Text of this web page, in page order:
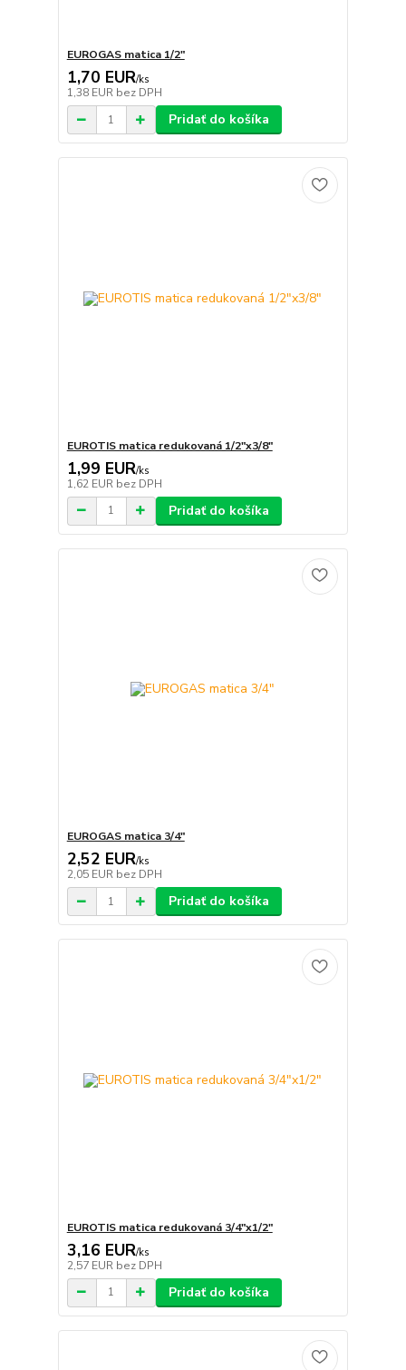
EUROGAS matica 1/2"
1,70 EUR/ks
1,38 EUR bez DPH
Pridať do košíka
EUROTIS matica redukovaná 1/2"x3/8"
1,99 EUR/ks
1,62 EUR bez DPH
Pridať do košíka
EUROGAS matica 3/4"
2,52 EUR/ks
2,05 EUR bez DPH
Pridať do košíka
EUROTIS matica redukovaná 3/4"x1/2"
3,16 EUR/ks
2,57 EUR bez DPH
Pridať do košíka